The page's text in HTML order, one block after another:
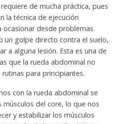
de mucha práctica, pues
la técnica de ejecución
ocasionar desde problemas
un golpe directo contra el suelo,
a alguna lesión. Esta es una de
que la rueda abdominal no
rutinas para principiantes.
con la rueda abdominal se
músculos del core, lo que nos
y estabilizar los músculos